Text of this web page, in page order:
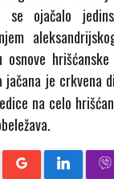
ojačalo
osnove
jačana je crkvena
na celo